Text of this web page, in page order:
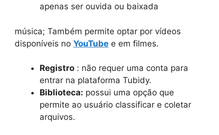
apenas ser ouvida ou baixada
música; Também permite optar por vídeos
disponíveis no YouTube e em filmes.
Registro : não requer uma conta para
entrar na plataforma Tubidy.
Biblioteca: possui uma opção que
permite ao usuário classificar e coletar
arquivos.